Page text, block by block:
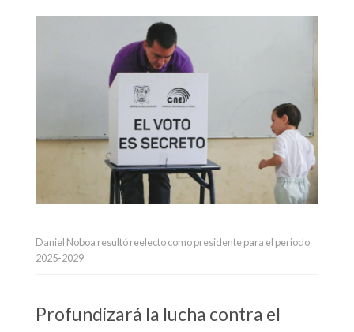
Daniel Noboa resultó reelecto como presidente para el periodo
2025-2029
Profundizará la lucha contra el